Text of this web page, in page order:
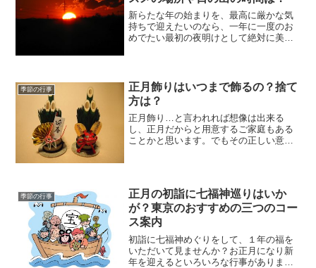
新らたな年の始まりを、最高に厳かな気
持ちで迎えたいのなら、一年に一度のお
めでたい最初の夜明けとして絶対に美し
『自然の中で初日の出...
季節の行事
正月飾りはいつまで飾るの？捨て
方は？
正月飾り…と言われれば想像は出来る
し、正月だからと用意するご家庭もある
ことかと思います。でもその正しい意味
月飾りとは、新年を迎えた家...
季節の行事
正月の初詣に七福神巡りはいか
が？東京のおすすめの三つのコー
ス案内
初詣に七福神めぐりをして、１年の福を
いただいて見ませんか？お正月になり新
年を迎えるといろいろな行事がありま